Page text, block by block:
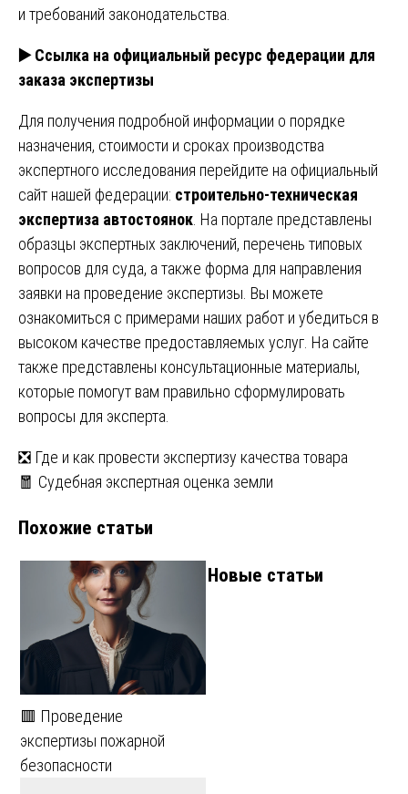
и требований законодательства.
▶️Ссылка на официальный ресурс федерации для
заказа экспертизы
Для получения подробной информации о порядке
назначения, стоимости и сроках производства
экспертного исследования перейдите на официальный
сайт нашей федерации: строительно-техническая
экспертиза автостоянок . На портале представлены
образцы экспертных заключений, перечень типовых
вопросов для суда, а также форма для направления
заявки на проведение экспертизы. Вы можете
ознакомиться с примерами наших работ и убедиться в
высоком качестве предоставляемых услуг. На сайте
также представлены консультационные материалы,
которые помогут вам правильно сформулировать
вопросы для эксперта.
Навигация
по
записям
❎ Где и как провести экспертизу качества товара
🧧 Судебная экспертная оценка земли
Похожие статьи
🟥 Проведение
экспертизы пожарной
безопасности
Новые статьи